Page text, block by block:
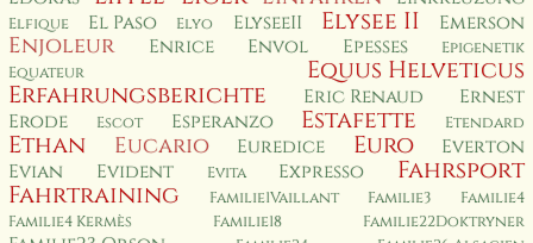
Elfique El Paso Elyo ElyseeII Elysee II Emerson
Enjoleur Enrice Envol Epesses
Epigenetik
Equateur
Equus Helveticus
Erfahrungsberichte
Eric Renaud
Ernest
Erode
Escot Esperanzo Estafette Etendard
Ethan Eucario Euredice Euro
Everton
Evian
Evident Evita Expresso
Fahrsport
Fahrtraining
Familie1Vaillant Familie3
Familie4
Familie4 Kermès
Familie18 Familie22Doktryner